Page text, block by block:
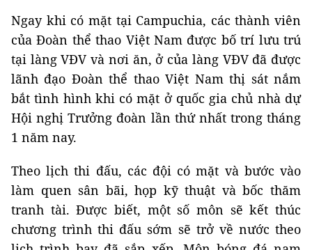
Ngay khi có mặt tại Campuchia, các thành viên
của Đoàn thể thao Việt Nam được bố trí lưu trú
tại làng VĐV và nơi ăn, ở của làng VĐV đã được
lãnh đạo Đoàn thể thao Việt Nam thị sát nắm
bắt tình hình khi có mặt ở quốc gia chủ nhà dự
Hội nghị Trưởng đoàn lần thứ nhất trong tháng
1 năm nay.
Theo lịch thi đấu, các đội có mặt và bước vào
làm quen sân bãi, họp kỹ thuật và bốc thăm
tranh tài. Được biết, một số môn sẽ kết thúc
chương trình thi đấu sớm sẽ trở về nước theo